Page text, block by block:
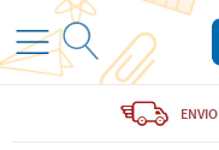
ENVIO